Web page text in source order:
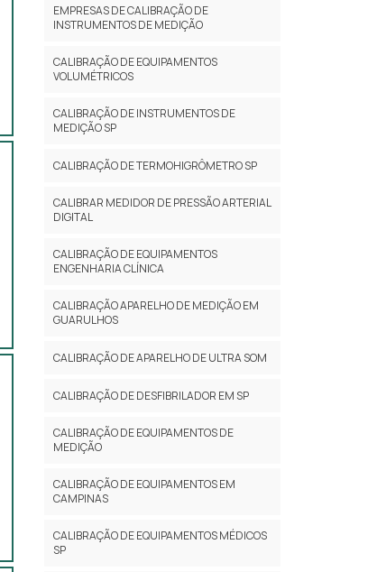
EMPRESAS DE CALIBRAÇÃO DE
INSTRUMENTOS DE MEDIÇÃO
CALIBRAÇÃO DE EQUIPAMENTOS
VOLUMÉTRICOS
CALIBRAÇÃO DE INSTRUMENTOS DE
MEDIÇÃO SP
CALIBRAÇÃO DE TERMOHIGRÔMETRO SP
CALIBRAR MEDIDOR DE PRESSÃO ARTERIAL
DIGITAL
CALIBRAÇÃO DE EQUIPAMENTOS
ENGENHARIA CLÍNICA
CALIBRAÇÃO APARELHO DE MEDIÇÃO EM
GUARULHOS
CALIBRAÇÃO DE APARELHO DE ULTRA SOM
CALIBRAÇÃO DE DESFIBRILADOR EM SP
CALIBRAÇÃO DE EQUIPAMENTOS DE
MEDIÇÃO
CALIBRAÇÃO DE EQUIPAMENTOS EM
CAMPINAS
CALIBRAÇÃO DE EQUIPAMENTOS MÉDICOS
SP